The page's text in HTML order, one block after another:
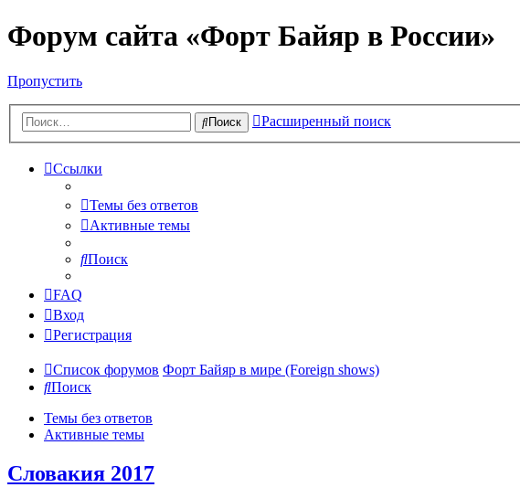
Форум сайта «Форт Байяр в России»
Пропустить
Поиск Расширенный поиск
Ссылки
Темы без ответов
Активные темы
Поиск
FAQ
Вход
Регистрация
Список форумов Форт Байяр в мире (Foreign shows)
Поиск
Темы без ответов
Активные темы
Словакия 2017